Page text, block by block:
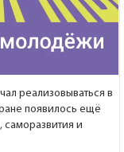
реализовываться в
появилось ещё
и